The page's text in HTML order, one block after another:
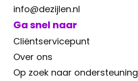
info@dezijlen.nl
Ga snel naar
Cliëntservicepunt
Over ons
Op zoek naar ondersteuning